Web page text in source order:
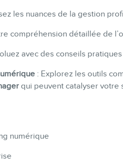
les nuances de la gestion
compréhension détaillée de
avec des conseils
: Explorez les outils
qui peuvent catalyser votre
numérique